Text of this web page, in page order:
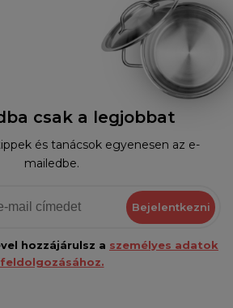
csak a legjobbat
és tanácsok egyenesen az e-
mailedbe.
Bejelentkezni
hozzájárulsz a személyes adatok
feldolgozásához.